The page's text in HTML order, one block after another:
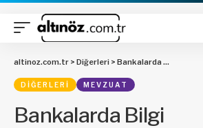
altinoz.com.tr > Diğerleri > Bankalarda Bilgi Sistemleri Yönetiminde Esas Alınacak İlkelere İlişkin Tebliğin Yürürlükten Kaldırılmasına Dair Tebliğ
DIĞERLERI MEVZUAT
Bankalarda Bilgi